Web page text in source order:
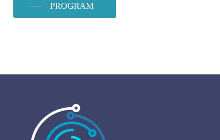
PROGRAM